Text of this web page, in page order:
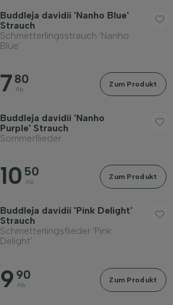
Buddleja davidii 'Nanho Blue'
Strauch
Schmetterlingsstrauch 'Nanho
Blue'
7 80
Ab
Zum Produkt
Buddleja davidii 'Nanho
Purple' Strauch
Sommerflieder
10 50
Ab
Zum Produkt
Buddleja davidii 'Pink Delight'
Strauch
Schmetterlingsflieder 'Pink
Delight'
9 90
Ab
Zum Produkt